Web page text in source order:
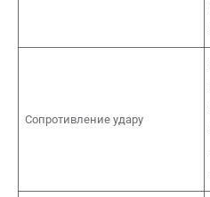
Сопротивление удару